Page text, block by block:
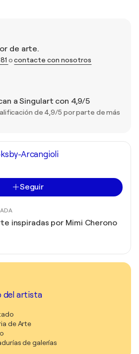
de arte.
ocontacte con nosotros
a Singulart con 4,9/5
de 4,9/5 por parte de más
Arcangioli
Seguir
inspiradas por Mimi Cherono
del artista
de Arte
de galerías